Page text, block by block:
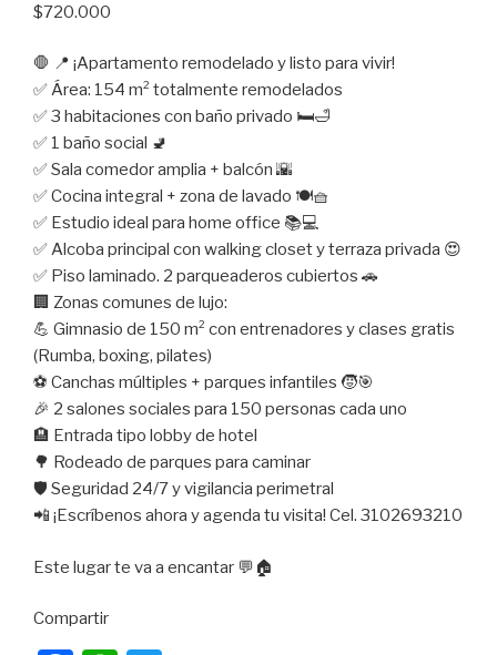
$720.000
🛑 📍 ¡Apartamento remodelado y listo para vivir!
✅ Área: 154 m² totalmente remodelados
✅ 3 habitaciones con baño privado 🛏️🛁
✅ 1 baño social 🚽
✅ Sala comedor amplia + balcón 🌇
✅ Cocina integral + zona de lavado 🍽️🧺
✅ Estudio ideal para home office 📚💻
✅ Alcoba principal con walking closet y terraza privada 😍
✅ Piso laminado. 2 parqueaderos cubiertos 🚗
🏢 Zonas comunes de lujo:
💪 Gimnasio de 150 m² con entrenadores y clases gratis
(Rumba, boxing, pilates)
⚽ Canchas múltiples + parques infantiles 🧒🎯
🎉 2 salones sociales para 150 personas cada uno
🏨 Entrada tipo lobby de hotel
🌳 Rodeado de parques para caminar
🛡️ Seguridad 24/7 y vigilancia perimetral
📲 ¡Escríbenos ahora y agenda tu visita! Cel. 3102693210
Este lugar te va a encantar 💬🏠
Compartir